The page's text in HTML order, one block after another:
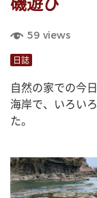
59 views
日誌
自然の家での今
海岸で、いろい
た。